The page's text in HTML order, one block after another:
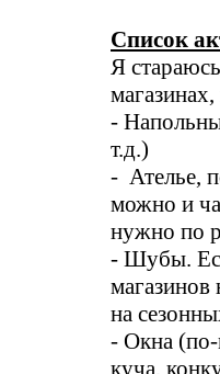
Список
Я
-
т.д.)
- Ателье,
можно и
нужно по
- Шубы.
магазинов
на
- Окна (по-
куча,